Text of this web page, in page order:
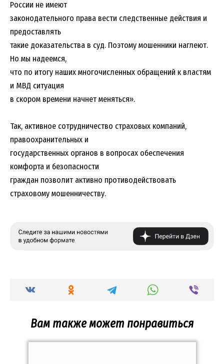
России не имеют
законодательного права вести следственные действия и
предоставлять
такие доказательства в суд. Поэтому мошенники наглеют.
Но мы надеемся,
что по итогу наших многочисленных обращений к властям
и МВД ситуация
в скором времени начнет меняться».
Так, активное сотрудничество страховых компаний,
правоохранительных и
государственных органов в вопросах обеспечения
комфорта и безопасности
граждан позволит активно противодействовать
страховому мошенничеству.
Вам также может понравиться